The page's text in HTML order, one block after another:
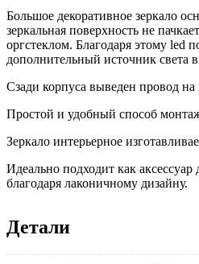
Большое декоративное зеркало
зеркальная поверхность не
оргстеклом. Благодаря этому led
дополнительный источник света
Сзади корпуса выведен провод
Простой и удобный способ
Зеркало интерьерное
Идеально подходит как
благодаря лаконичному дизайну.
Детали